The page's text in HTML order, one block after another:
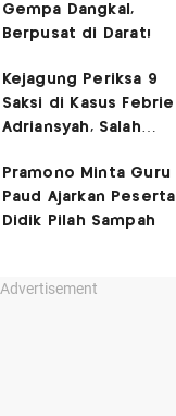
Gempa Dangkal,
Berpusat di Darat!
Kejagung Periksa 9
Saksi di Kasus Febrie
Adriansyah, Salah
Pramono Minta Guru
Paud Ajarkan Peserta
Didik Pilah Sampah
Advertisement